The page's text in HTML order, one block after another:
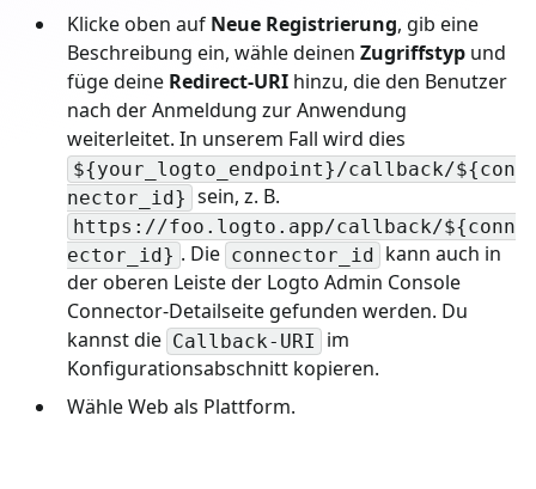
Klicke oben auf Neue Registrierung, gib eine
Beschreibung ein, wähle deinen Zugriffstyp und
füge deine Redirect-URI hinzu, die den Benutzer
nach der Anmeldung zur Anwendung
weiterleitet. In unserem Fall wird dies
${your_logto_endpoint}/callback/${con
nector_id} sein, z. B.
https://foo.logto.app/callback/${conn
ector_id} . Die connector_id kann auch in
der oberen Leiste der Logto Admin Console
Connector-Detailseite gefunden werden. Du
kannst die Callback-URI
im
Konfigurationsabschnitt kopieren.
Wähle Web als Plattform.